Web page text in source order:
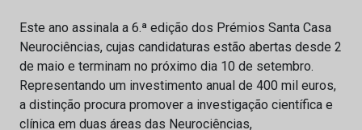
Este ano assinala a 6.ª edição dos Prémios Santa Casa
Neurociências, cujas candidaturas estão abertas desde 2
de maio e terminam no próximo dia 10 de setembro.
Representando um investimento anual de 400 mil euros,
a distinção procura promover a investigação científica e
clínica em duas áreas das Neurociências,